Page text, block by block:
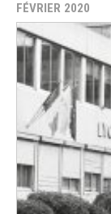
FÉVRIER 2020